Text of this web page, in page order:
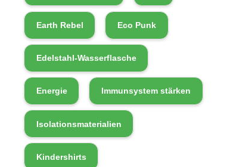
Earth Rebel Eco Punk
Edelstahl-Wasserflasche
Energie Immunsystem stärken
Isolationsmaterialien
Kindershirts